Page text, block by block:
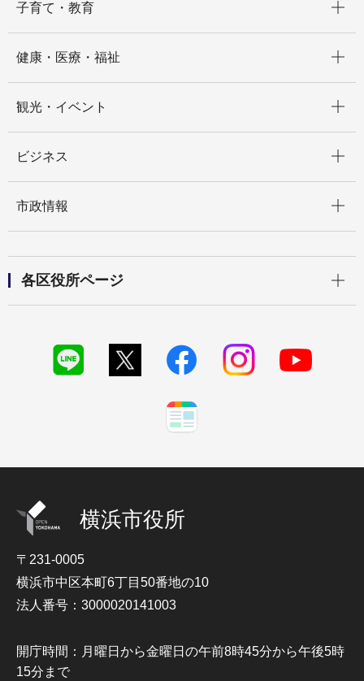
子育て・教育
健康・医療・福祉
観光・イベント
ビジネス
市政情報
各区役所ページ
横浜市役所
〒231-0005
横浜市中区本町6丁目50番地の10
法人番号：3000020141003
開庁時間：月曜日から金曜日の午前8時45分から午後5時
15分まで